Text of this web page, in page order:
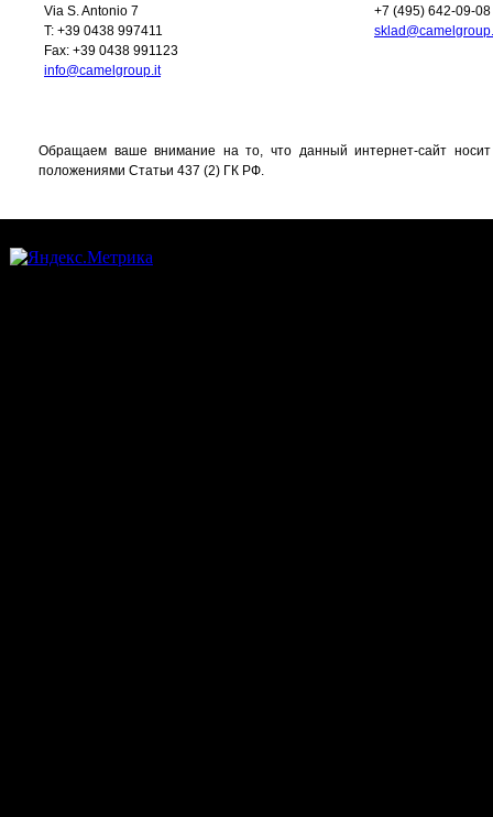
Via S. Antonio 7
T: +39 0438 997411
Fax: +39 0438 991123
info@camelgroup.it
+7 (495) 642-09-08
Обращаем ваше внимание на то, что данный интернет-сайт
положениями Статьи 437 (2) ГК РФ.